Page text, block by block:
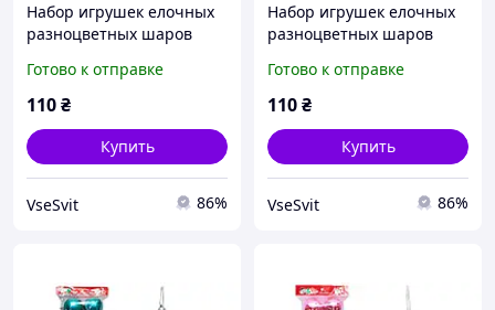
Набор игрушек елочных
разноцветных шаров
(116298)
Готово к отправке
110₴
Купить
VseSvit 86%
Набор игрушек елочных
разноцветных шаров
(116297)
Готово к отправке
110₴
Купить
VseSvit 86%